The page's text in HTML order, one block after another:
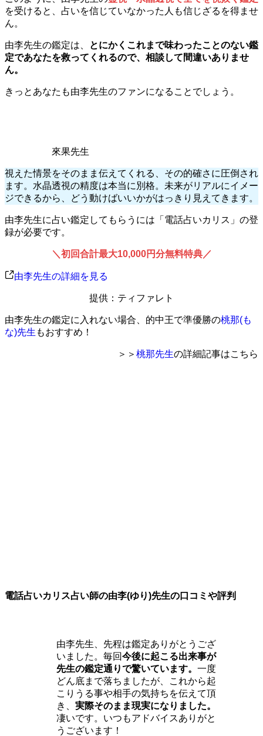
を受けると、占いを信じていなかった人も信じざるを得ませ
ん。
由李先生の鑑定は、
とにかくこれまで味わったことのない鑑
定であなたを救ってくれるので、相談して間違いありませ
ん。
きっとあなたも由李先生のファンになることでしょう。
來果先生
視えた情景をそのまま伝えてくれる、その的確さに圧倒され
ます。水晶透視の精度は本当に別格。未来がリアルにイメー
ジできるから、どう動けばいいかがはっきり見えてきます。
由李先生に占い鑑定してもらうには「電話占いカリス」の登
録が必要です。
＼初回合計最大10,000円分無料特典／
由李先生の詳細を見る
提供：ティファレト
由李先生の鑑定に入れない場合、的中王で準優勝の桃那(も
な)先生 もおすすめ！
＞＞ 桃那先生の詳細記事はこちら
電話占いカリス占い師の由李(ゆり)先生の口コミや評判
由李先生、先程は鑑定ありがとうござ
いました。毎回今後に起こる出来事が
先生の鑑定通りで驚いています。 一度
どん底まで落ちましたが、これから起
こりうる事や相手の気持ちを伝えて頂
き、 実際そのまま現実になりました。
凄いです。いつもアドバイスありがと
うございます！